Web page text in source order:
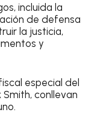
incluida la
de defensa
la justicia,
y
especial del
conllevan